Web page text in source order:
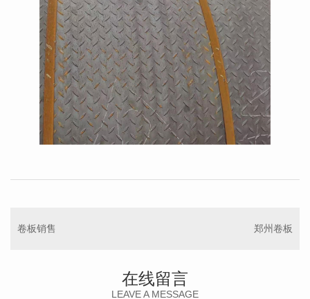
卷板销售 郑州卷板
在线留言
LEAVE A MESSAGE